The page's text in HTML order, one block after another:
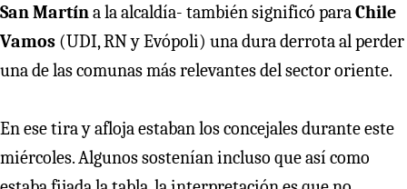
San Martína la alcaldía- también significó paraChile
Vamos (UDI, RN y Evópoli) una dura derrota al perder
una de las comunas más relevantes del sector oriente.
En ese tira y afloja estaban los concejales durante este
miércoles. Algunos sostenían incluso que así como